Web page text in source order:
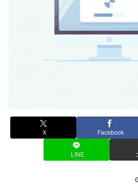
X Facebook
LINE